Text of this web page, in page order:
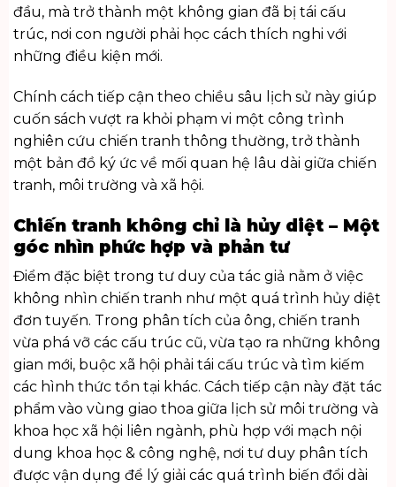
đầu, mà trở thành một không gian đã bị tái cấu
trúc, nơi con người phải học cách thích nghi với
những điều kiện mới.
Chính cách tiếp cận theo chiều sâu lịch sử này giúp
cuốn sách vượt ra khỏi phạm vi một công trình
nghiên cứu chiến tranh thông thường, trở thành
một bản đồ ký ức về mối quan hệ lâu dài giữa chiến
tranh, môi trường và xã hội.
Chiến tranh không chỉ là hủy diệt – Một
góc nhìn phức hợp và phản tư
Điểm đặc biệt trong tư duy của tác giả nằm ở việc
không nhìn chiến tranh như một quá trình hủy diệt
đơn tuyến. Trong phân tích của ông, chiến tranh
vừa phá vỡ các cấu trúc cũ, vừa tạo ra những không
gian mới, buộc xã hội phải tái cấu trúc và tìm kiếm
các hình thức tồn tại khác. Cách tiếp cận này đặt tác
phẩm vào vùng giao thoa giữa lịch sử môi trường và
khoa học xã hội liên ngành, phù hợp với mạch nội
dung khoa học & công nghệ, nơi tư duy phân tích
được vận dụng để lý giải các quá trình biến đổi dài